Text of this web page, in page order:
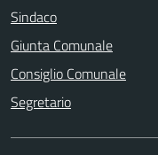
Sindaco
Giunta Comunale
Consiglio Comunale
Segretario